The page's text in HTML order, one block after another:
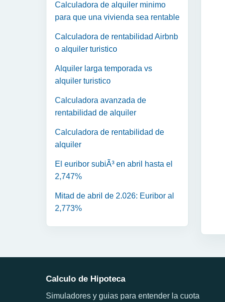
Calculadora de alquiler minimo
para que una vivienda sea rentable
Calculadora de rentabilidad Airbnb
o alquiler turistico
Alquiler larga temporada vs
alquiler turistico
Calculadora avanzada de
rentabilidad de alquiler
Calculadora de rentabilidad de
alquiler
El euribor subiÃ³ en abril hasta el
2,747%
Mitad de abril de 2.026: Euribor al
2,773%
Calculo de Hipoteca
Simuladores y guias para entender la cuota